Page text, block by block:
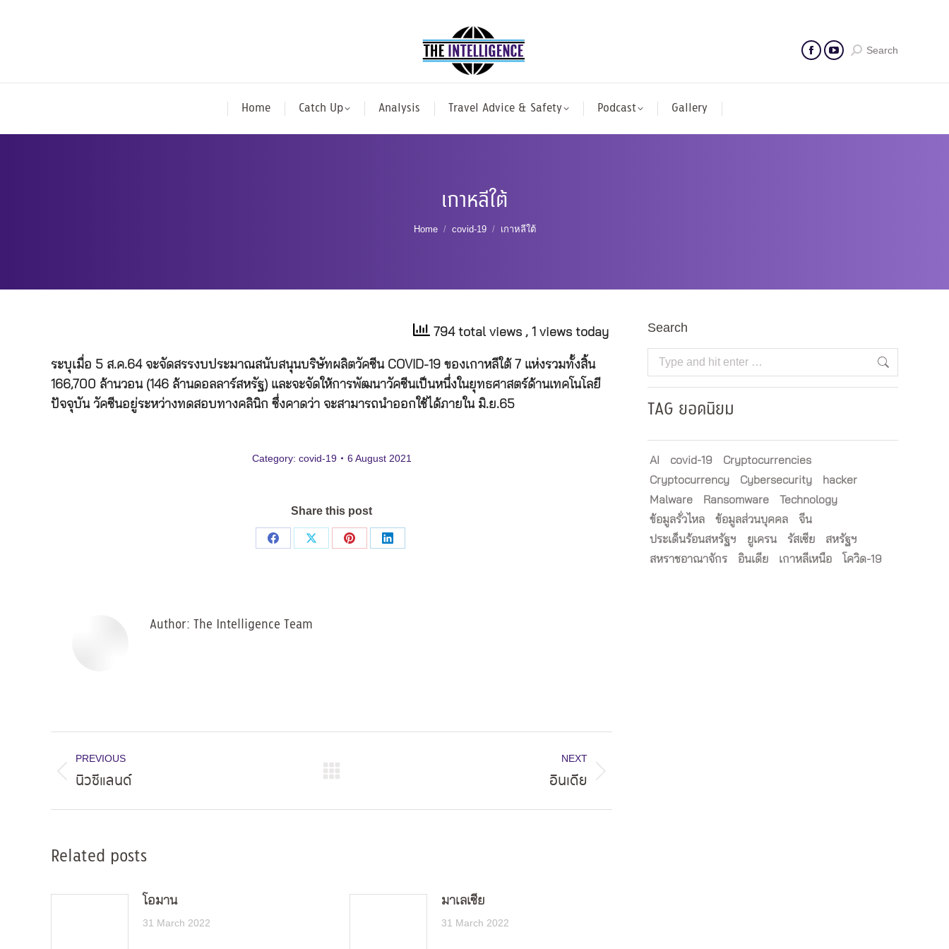
Search
Home Catch Up Analysis Travel Advice & Safety Podcast Gallery
เกาหลีใต้
You are here:
Home covid-19 เกาหลีใต้
794 total views , 1 views today
ระบุเมื่อ 5 ส.ค.64 จะจัดสรรงบประมาณสนับสนุนบริษัทผลิตวัคซีนCOVID-19 ของเกาหลีใต้ 7 แห่งรวมทั้งสิ้น
166,700 ล้านวอน(146 ล้านดอลลาร์สหรัฐ) และจะจัดให้การพัฒนาวัคซีนเป็นหนึ่งในยุทธศาสตร์ด้านเทคโนโลยี
ปัจจุบัน วัคซีนอยู่ระหว่างทดสอบทางคลินิก ซึ่งคาดว่า จะสามารถนำออกใช้ได้ภายใน มิ.ย.65
Category: covid-19 6 August 2021
Share this post
Share
Share
Share
Share
Author: The Intelligence Team
navigation
PREVIOUS
Previous
นิวซีแลนด์
NEXT
อินเดีย
Related posts
โอมาน
31 March 2022
มาเลเซีย
31 March 2022
Search
Search:
TAG ยอดนิยม
AI covid-19
Cryptocurrencies
Cryptocurrency
Cybersecurity
hacker
Malware
Ransomware
Technology
ข้อมูลรั่วไหล
ข้อมูลส่วนบุคคล
จีน
ประเด็นร้อนสหรัฐฯ
ยูเครน รัสเซีย
สหรัฐฯ
สหราชอาณาจักร
อินเดีย เกาหลีเหนือ โควิด-19